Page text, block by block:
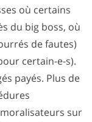
où certains
du big boss, où
de fautes)
certain-e-s).
payés. Plus de
sur